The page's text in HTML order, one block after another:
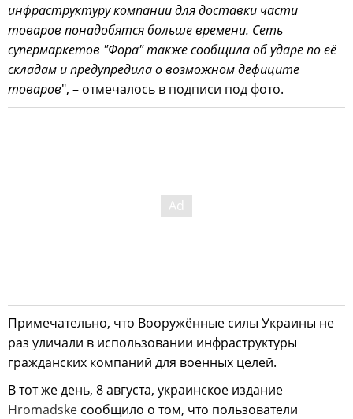
инфраструктуру компании для доставки части
товаров понадобятся больше времени. Сеть
супермаркетов "Фора" также сообщила об ударе по её
складам и предупредила о возможном дефиците
товаров", – отмечалось в подписи под фото.
Примечательно, что Вооружённые силы Украины не
раз уличали в использовании инфраструктуры
гражданских компаний для военных целей.
В тот же день, 8 августа, украинское издание
Hromadske сообщило о том, что пользователи